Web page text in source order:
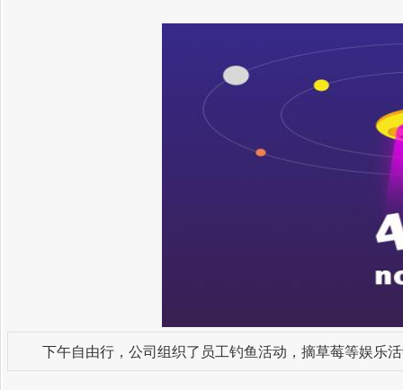
下午自由行，公司组织了员工钓鱼活动，摘草莓等娱乐